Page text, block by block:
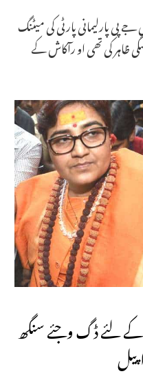
پی پارلیمانی پارٹی کی میٹنگ
کی تھی او رآکاش کے
2019بھوپال کے لئے ڈگ وجئے سنگھ